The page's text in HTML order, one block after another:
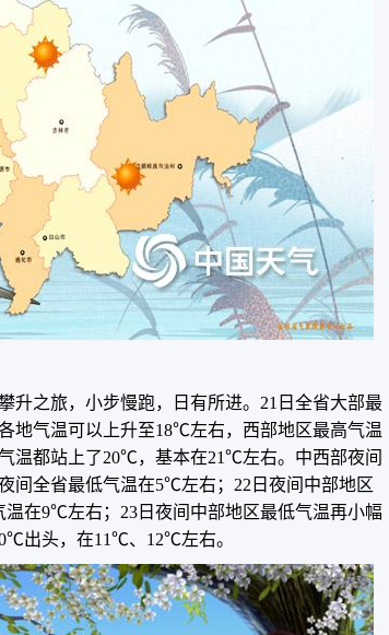
升之旅，小步慢跑，日有所进。21日全省大部最
地气温可以上升至18℃左右，西部地区最高气温
温都站上了20℃，基本在21℃左右。中西部夜间
间全省最低气温在5℃左右；22日夜间中部地区
在9℃左右；23日夜间中部地区最低气温再小幅
出头，在11℃、12℃左右。